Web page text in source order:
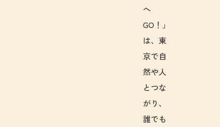
へ
GO！」
は、東
京で自
然や人
とつな
がり、
誰でも